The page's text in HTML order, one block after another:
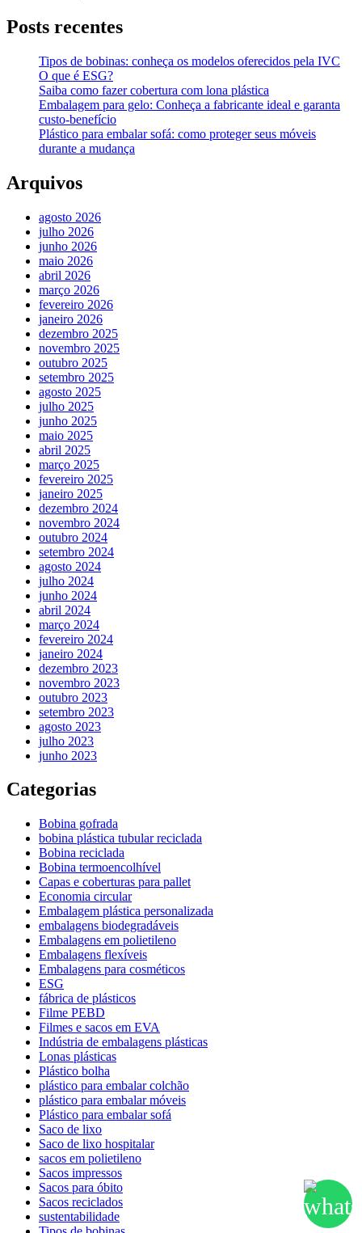
Posts recentes
Tipos de bobinas: conheça os modelos oferecidos pela IVC
O que é ESG?
Saiba como fazer cobertura com lona plástica
Embalagem para gelo: Conheça a fabricante ideal e garanta
custo-benefício
Plástico para embalar sofá: como proteger seus móveis
durante a mudança
Arquivos
agosto 2026
julho 2026
junho 2026
maio 2026
abril 2026
março 2026
fevereiro 2026
janeiro 2026
dezembro 2025
novembro 2025
outubro 2025
setembro 2025
agosto 2025
julho 2025
junho 2025
maio 2025
abril 2025
março 2025
fevereiro 2025
janeiro 2025
dezembro 2024
novembro 2024
outubro 2024
setembro 2024
agosto 2024
julho 2024
junho 2024
abril 2024
março 2024
fevereiro 2024
janeiro 2024
dezembro 2023
novembro 2023
outubro 2023
setembro 2023
agosto 2023
julho 2023
junho 2023
Categorias
Bobina gofrada
bobina plástica tubular reciclada
Bobina reciclada
Bobina termoencolhível
Capas e coberturas para pallet
Economia circular
Embalagem plástica personalizada
embalagens biodegradáveis
Embalagens em polietileno
Embalagens flexíveis
Embalagens para cosméticos
ESG
fábrica de plásticos
Filme PEBD
Filmes e sacos em EVA
Indústria de embalagens plásticas
Lonas plásticas
Plástico bolha
plástico para embalar colchão
plástico para embalar móveis
Plástico para embalar sofá
Saco de lixo
Saco de lixo hospitalar
sacos em polietileno
Sacos impressos
Sacos para óbito
Sacos reciclados
sustentabilidade